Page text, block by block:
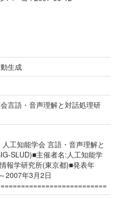
生成
言語・音声理解と対話処理研
工知能学会 言語・音声理解と
SLUD)■主催者名:人工知能学
報学研究所(東京都)■発表年
2007年3月2日